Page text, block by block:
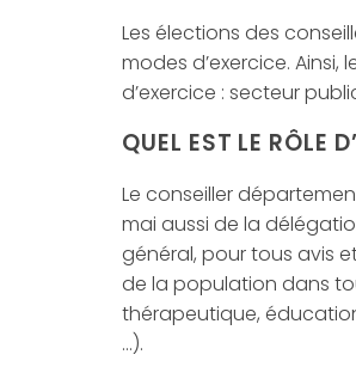
Les élections des
modes d’exercice.
d’exercice : secteur
QUEL EST LE RÔLE
Le conseiller
mai aussi de la
général, pour tous avis
de la population dans
thérapeutique,
…).